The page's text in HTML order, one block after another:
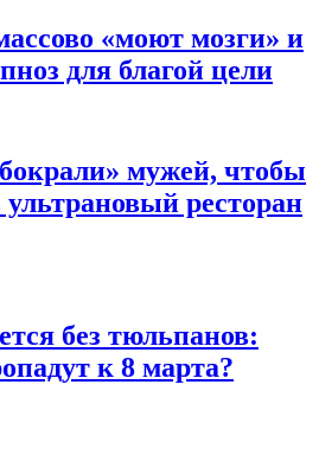
«моют мозги» и
для благой цели
мужей, чтобы
ультрановый ресторан
без тюльпанов:
к 8 марта?